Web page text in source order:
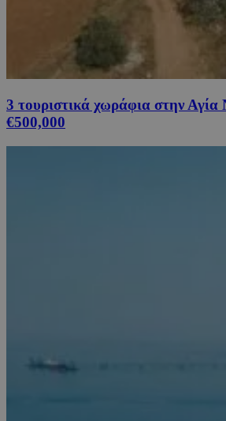
3 τουριστικά χωράφια στην
€500,000